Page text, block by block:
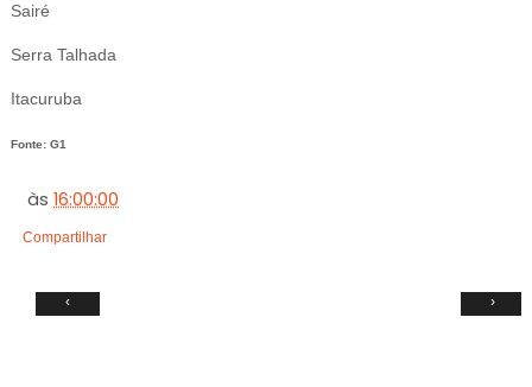
Sairé
Serra Talhada
Itacuruba
Fonte: G1
às16:00:00
Compartilhar
‹ ›